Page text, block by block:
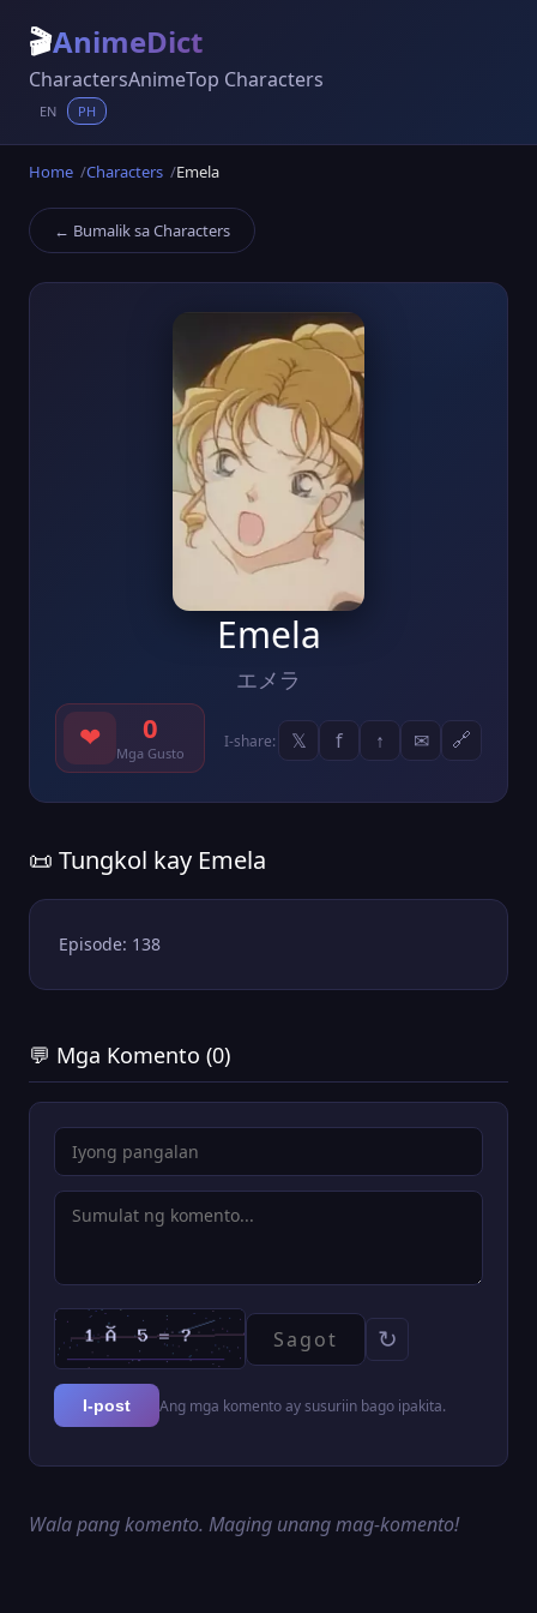
🎬AnimeDict
CharactersAnimeTop Characters
EN PH
Home Characters Emela
← Bumalik sa Characters
Emela
エメラ
❤ 0
Mga Gusto
I-share: 𝕏 f ↑ ✉ 🔗
📜 Tungkol kay Emela
Episode: 138
💬 Mga Komento (0)
↻
I-post Ang mga komento ay susuriin bago ipakita.
Wala pang komento. Maging unang mag-komento!